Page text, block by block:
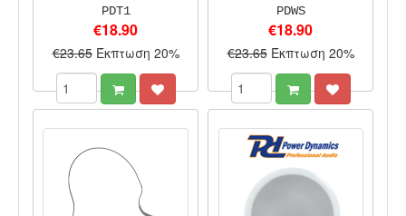
PDT1
€18.90
€23.65 Έκπτωση 20%
PDWS
€18.90
€23.65 Έκπτωση 20%